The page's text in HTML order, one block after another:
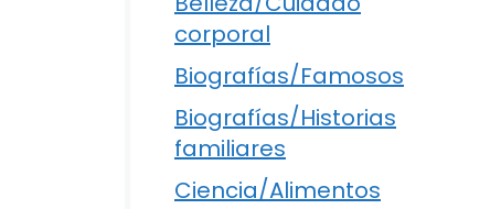
corporal
Biografías/Famosos
Biografías/Historias
familiares
Ciencia/Alimentos